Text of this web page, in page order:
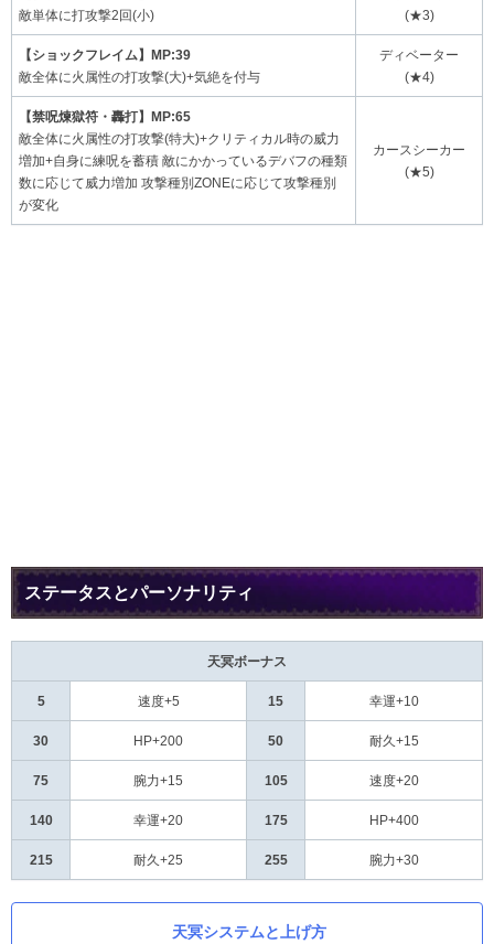
敵単体に打攻撃2回(小)
(★3)
【ショックフレイム】MP:39
敵全体に火属性の打攻撃(大)+気絶を付与
ディベーター
(★4)
【禁呪煉獄符・轟打】MP:65
敵全体に火属性の打攻撃(特大)+クリティカル時の威力
増加+自身に練呪を蓄積 敵にかかっているデバフの種類
数に応じて威力増加 攻撃種別ZONEに応じて攻撃種別
が変化
カースシーカー
(★5)
ステータスとパーソナリティ
天冥ボーナス
5 速度+5 15 幸運+10
30 HP+200 50 耐久+15
75 腕力+15 105 速度+20
140 幸運+20 175 HP+400
215 耐久+25 255 腕力+30
天冥システムと上げ方